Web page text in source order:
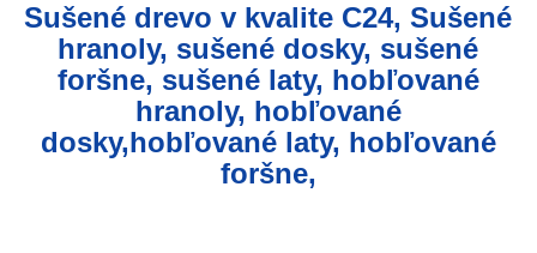
Sušené drevo v kvalite C24, Sušené
hranoly, sušené dosky, sušené
foršne, sušené laty, hobľované
hranoly, hobľované
dosky,hobľované laty, hobľované
foršne,